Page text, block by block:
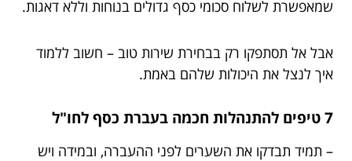
שמאפשרת לשלוח סכומי כסף גדולים בנוחות וללא דאגות.
אבל אל תסתפקו רק בבחירת שירות טוב – חשוב ללמוד
איך לנצל את היכולות שלהם באמת.
7 טיפים להתנהלות חכמה בעברת כסף לחו"ל
– תמיד תבדקו את השערים לפני ההעברה, ובמידה ויש